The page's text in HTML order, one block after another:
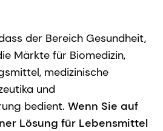
der Bereich Gesundheit,
Märkte für Biomedizin,
medizinische
und
bedient. Wenn Sie auf
Lösung für Lebensmittel